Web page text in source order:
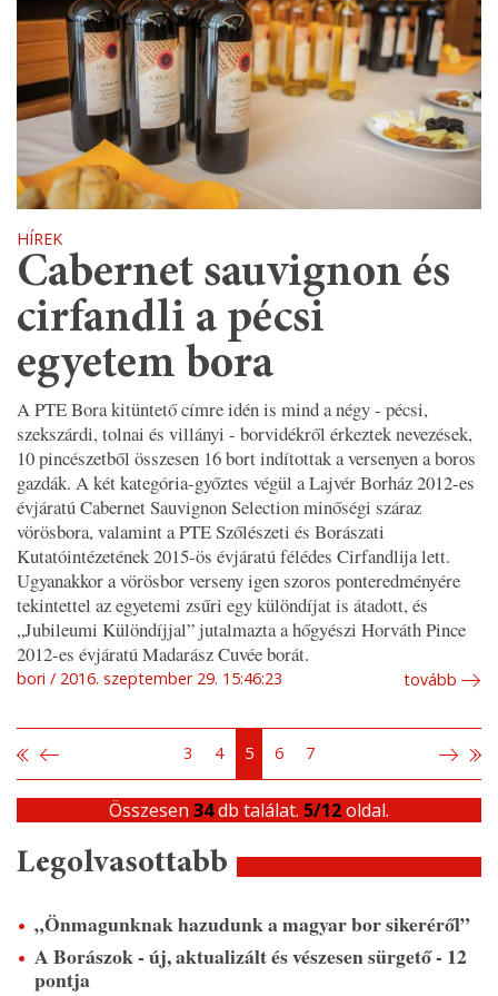
HÍREK
Cabernet sauvignon és
cirfandli a pécsi
egyetem bora
A PTE Bora kitüntető címre idén is mind a négy - pécsi,
szekszárdi, tolnai és villányi - borvidékről érkeztek nevezések,
10 pincészetből összesen 16 bort indítottak a versenyen a boros
gazdák. A két kategória-győztes végül a Lajvér Borház 2012-es
évjáratú Cabernet Sauvignon Selection minőségi száraz
vörösbora, valamint a PTE Szőlészeti és Borászati
Kutatóintézetének 2015-ös évjáratú félédes Cirfandlija lett.
Ugyanakkor a vörösbor verseny igen szoros ponteredményére
tekintettel az egyetemi zsűri egy különdíjat is átadott, és
„Jubileumi Különdíjjal” jutalmazta a hőgyészi Horváth Pince
2012-es évjáratú Madarász Cuvée borát.
bori 2016. szeptember 29. 15:46:23 tovább
3 4 5 6 7
Összesen 34db találat. 5/12oldal.
Legolvasottabb
„Önmagunknak hazudunk a magyar bor sikeréről”
A Borászok - új, aktualizált és vészesen sürgető - 12
pontja